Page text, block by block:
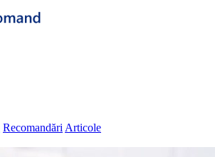
Recomandări Articole